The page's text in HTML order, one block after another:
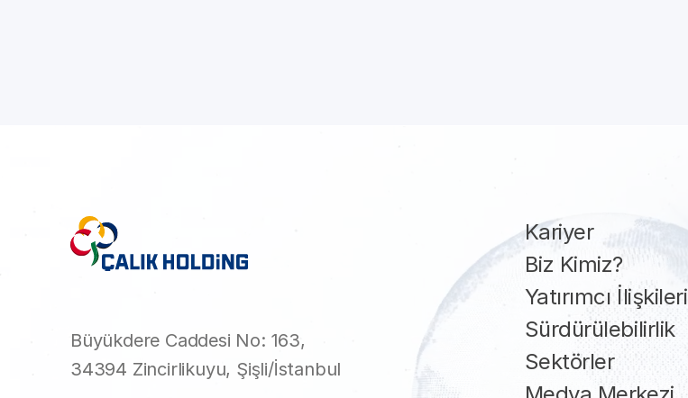
Büyükdere Caddesi No: 163,
34394 Zincirlikuyu, Şişli/İstanbul
Kariyer
Biz Kimiz?
Yatırımcı İlişkileri
Sürdürülebilirlik
Sektörler